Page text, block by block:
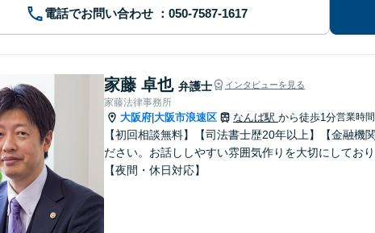
電話でお問い合わせ
家藤 卓也 弁護士 インタビューを見る
家藤法律事務所
大阪府 大阪市浪速区 なんば駅 から徒歩1分営業時
【初回相談無料】【司法書士歴20年以上】【金融
ださい。お話ししやすい雰囲気作りを大切にしてお
【夜間・休日対応】